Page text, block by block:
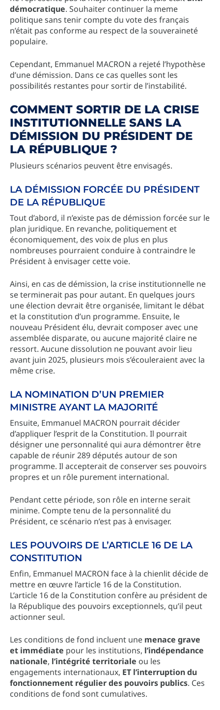
démocratique. Souhaiter continuer la meme
politique sans tenir compte du vote des français
n’était pas conforme au respect de la souveraineté
populaire.
Cependant, Emmanuel MACRON a rejeté l’hypothèse
d’une démission. Dans ce cas quelles sont les
possibilités restantes pour sortir de l’instabilité.
COMMENT SORTIR DE LA CRISE
INSTITUTIONNELLE SANS LA
DÉMISSION DU PRÉSIDENT DE
LA RÉPUBLIQUE ?
Plusieurs scénarios peuvent être envisagés.
LA DÉMISSION FORCÉE DU PRÉSIDENT
DE LA RÉPUBLIQUE
Tout d’abord, il n’existe pas de démission forcée sur le
plan juridique. En revanche, politiquement et
économiquement, des voix de plus en plus
nombreuses pourraient conduire à contraindre le
Président à envisager cette voie.
Ainsi, en cas de démission, la crise institutionnelle ne
se terminerait pas pour autant. En quelques jours
une élection devrait être organisée, limitant le débat
et la constitution d’un programme. Ensuite, le
nouveau Président élu, devrait composer avec une
assemblée disparate, ou aucune majorité claire ne
ressort. Aucune dissolution ne pouvant avoir lieu
avant juin 2025, plusieurs mois s’écouleraient avec la
même crise.
LA NOMINATION D’UN PREMIER
MINISTRE AYANT LA MAJORITÉ
Ensuite, Emmanuel MACRON pourrait décider
d’appliquer l’esprit de la Constitution. Il pourrait
désigner une personnalité qui aura démontrer être
capable de réunir 289 députés autour de son
programme. Il accepterait de conserver ses pouvoirs
propres et un rôle purement international.
Pendant cette période, son rôle en interne serait
minime. Compte tenu de la personnalité du
Président, ce scénario n’est pas à envisager.
LES POUVOIRS DE L’ARTICLE 16 DE LA
CONSTITUTION
Enfin, Emmanuel MACRON face à la chienlit décide de
mettre en œuvre l’article 16 de la Constitution.
L’article 16 de la Constitution confère au président de
la République des pouvoirs exceptionnels, qu’il peut
actionner seul.
Les conditions de fond incluent une menace grave
et immédiate pour les institutions, l’indépendance
nationale, l’intégrité territoriale ou les
engagements internationaux, ET l’interruption du
fonctionnement régulier des pouvoirs publics. Ces
conditions de fond sont cumulatives.